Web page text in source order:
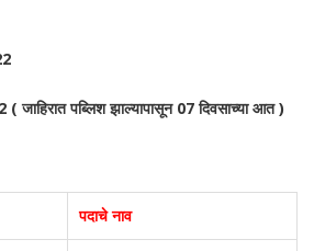
जाहिरात पब्लिश झाल्यापासून 07 दिवसाच्या आत )
पदाचे नाव